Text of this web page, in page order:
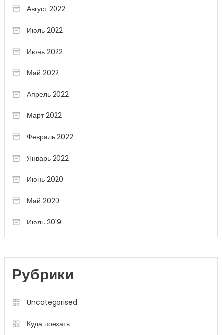
Август 2022
Июль 2022
Июнь 2022
Май 2022
Апрель 2022
Март 2022
Февраль 2022
Январь 2022
Июнь 2020
Май 2020
Июль 2019
Рубрики
Uncategorised
Куда поехать